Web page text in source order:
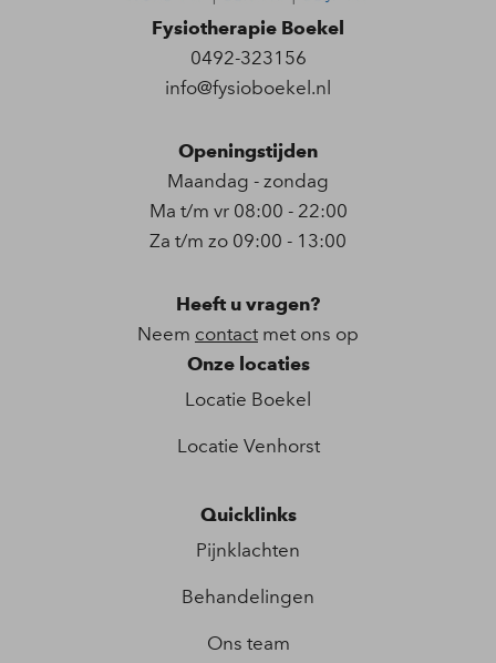
Fysiotherapie Boekel
0492-323156
info@fysioboekel.nl
Openingstijden
Maandag - zondag
Ma t/m vr 08:00 - 22:00
Za t/m zo 09:00 - 13:00
Heeft u vragen?
Neem contact met ons op
Onze locaties
Locatie Boekel
Locatie Venhorst
Quicklinks
Pijnklachten
Behandelingen
Ons team